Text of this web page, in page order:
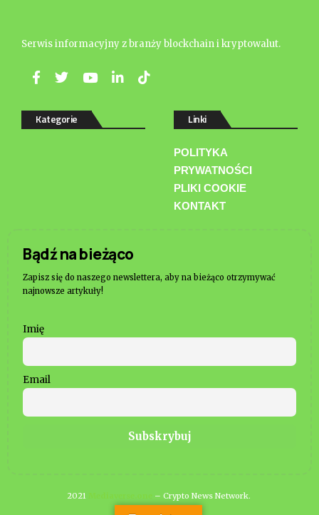
Serwis informacyjny z branży blockchain i kryptowalut.
Kategorie Linki
POLITYKA
PRYWATNOŚCI
PLIKI COOKIE
KONTAKT
Bądź na bieżąco
Zapisz się do naszego newslettera, aby na bieżąco otrzymywać
najnowsze artykuły!
Imię
Email
2021 – Crypto News Network.